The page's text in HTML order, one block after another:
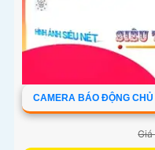
CAMERA BÁO ĐỘNG
Giá